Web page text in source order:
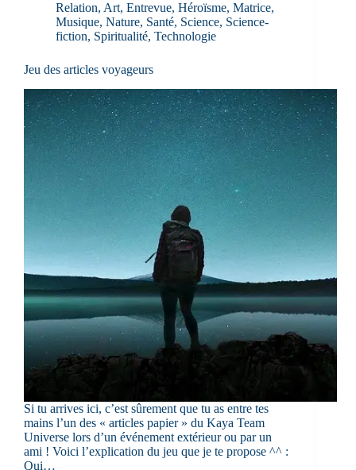
Relation, Art, Entrevue, Héroïsme, Matrice,
Musique, Nature, Santé, Science, Science-
fiction, Spiritualité, Technologie
Jeu des articles voyageurs
Si tu arrives ici, c’est sûrement que tu as entre tes
mains l’un des « articles papier » du Kaya Team
Universe lors d’un événement extérieur ou par un
ami ! Voici l’explication du jeu que je te propose ^^ :
Qui…